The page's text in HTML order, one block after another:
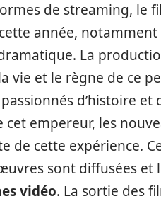
de streaming, le
année, notamment
La
vie et le règne de ce
d’histoire et
empereur, les
cette expérience.
sont diffusées et
vidéo. La sortie des